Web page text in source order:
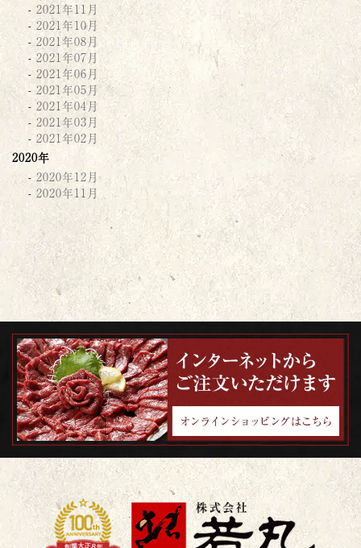
2021年11月
2021年10月
2021年08月
2021年07月
2021年06月
2021年05月
2021年04月
2021年03月
2021年02月
2020年
2020年12月
2020年11月